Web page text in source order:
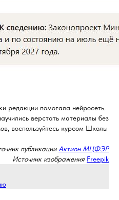
редакции помогала нейросеть.
верстать материалы без
воспользуйтесь курсом Школы
публикации Актион МЦФЭР
Источник изображения Freepik